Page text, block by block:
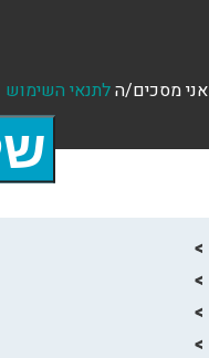
אני מסכים/הלתנאי השימוש